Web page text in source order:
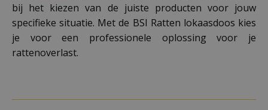
bij het kiezen van de juiste producten voor jouw
specifieke situatie. Met de BSI Ratten lokaasdoos kies
je voor een professionele oplossing voor je
rattenoverlast.